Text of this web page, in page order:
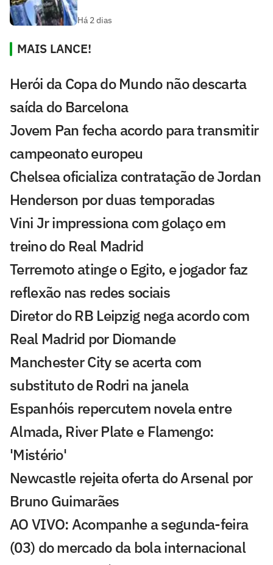
Há 2 dias
MAIS LANCE!
Herói da Copa do Mundo não descarta
saída do Barcelona
Jovem Pan fecha acordo para transmitir
campeonato europeu
Chelsea oficializa contratação de Jordan
Henderson por duas temporadas
Vini Jr impressiona com golaço em
treino do Real Madrid
Terremoto atinge o Egito, e jogador faz
reflexão nas redes sociais
Diretor do RB Leipzig nega acordo com
Real Madrid por Diomande
Manchester City se acerta com
substituto de Rodri na janela
Espanhóis repercutem novela entre
Almada, River Plate e Flamengo:
'Mistério'
Newcastle rejeita oferta do Arsenal por
Bruno Guimarães
AO VIVO: Acompanhe a segunda-feira
(03) do mercado da bola internacional